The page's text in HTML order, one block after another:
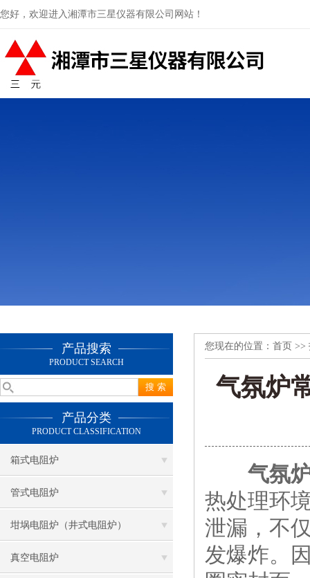
您好，欢迎进入湘潭市三星仪器有限公司网站！
产品搜索
PRODUCT SEARCH
产品分类
PRODUCT CLASSIFICATION
箱式电阻炉
管式电阻炉
坩埚电阻炉（井式电阻炉）
真空电阻炉
您现在的位置： 首页 >>
气氛炉
气氛
热处理环
泄漏，不
发爆炸。